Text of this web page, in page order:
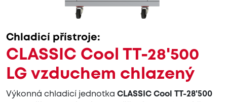
Chladicí přístroje:
CLASSIC Cool TT-28'500
LG vzduchem chlazený
Výkonná chladicí jednotka CLASSIC Cool TT-28'500